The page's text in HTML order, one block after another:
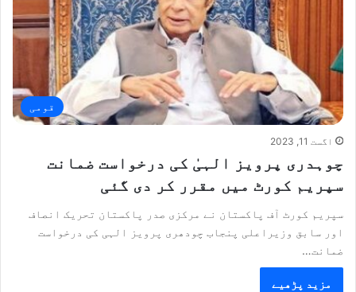
قومی
اگست 11, 2023
چوہدری پرویز الہیٰ کی درخواست ضمانت
سپریم کورٹ میں مقرر کر دی گئی
سپریم کورٹ آف پاکستان نے مرکزی صدر پاکستان تحریک انصاف
اور سابق وزیراعلی پنجاب چودھری پرویز الہی کی درخواست
ضمانت…
مزید پڑھیے